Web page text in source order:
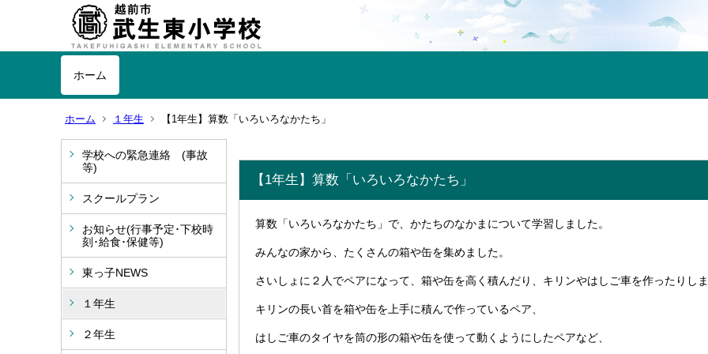
ホーム
ホーム １年生 【1年生】算数「いろいろなかたち」
学校への緊急連絡 (事故
等)
スクールプラン
お知らせ(行事予定･下校時
刻･給食･保健等)
東っ子NEWS
１年生
２年生
【1年生】算数「いろいろなかたち」
算数「いろいろなかたち」で、かたちのなかまについて学習しました。
みんなの家から、たくさんの箱や缶を集めました。
さいしょに２人でペアになって、箱や缶を高く積んだり、キリンやはしご車を作ったりし
キリンの長い首を箱や缶を上手に積んで作っているペア、
はしご車のタイヤを筒の形の箱や缶を使って動くようにしたペアなど、